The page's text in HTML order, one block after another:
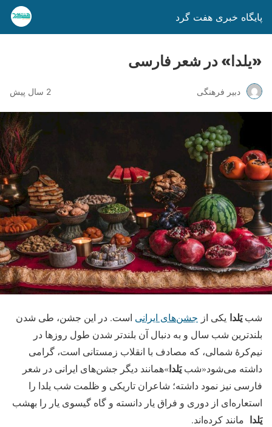
پایگاه خبری هفت گرد
«یلدا» در شعر فارسی
دبیر فرهنگی 2 سال پیش
شبیَلدا یکی از جشن‌های ایرانی است. در این جشن، طی شدن
بلندترین شب سال و به دنبال آن بلندتر شدن طول روزها در
نیم‌کرهٔ شمالی، که مصادف با انقلاب زمستانی است، گرامی
داشته می‌شود«شبیَلدا»همانند دیگر جشن‌های ایرانی در شعر
فارسی نیز نمود داشته؛ شاعران تاریکی و ظلمت شب یلدا را
استعاره‌ای از دوری و فراق یار دانسته و گاه گیسوی یار را بهشب
یَلدا مانند کرده‌اند.